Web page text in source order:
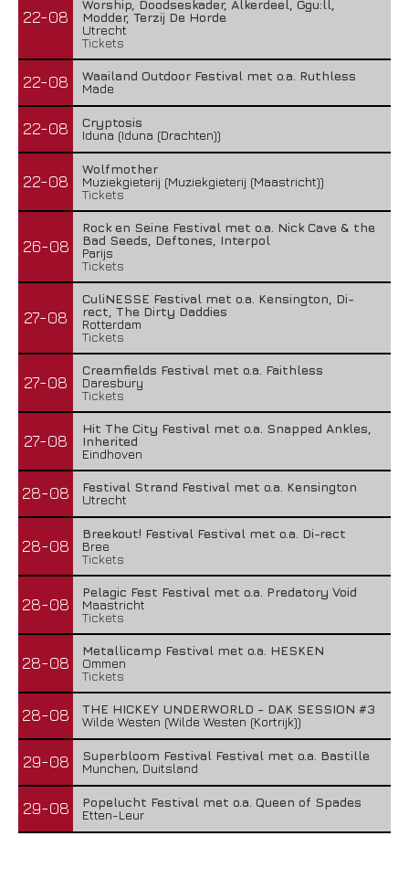
22-08
Worship, Doodseskader, Alkerdeel, Ggu:ll,
Modder, Terzij De Horde
Utrecht
Tickets
22-08
Waailand Outdoor Festival met o.a. Ruthless
Made
22-08
Cryptosis
Iduna (Iduna (Drachten))
22-08
Wolfmother
Muziekgieterij (Muziekgieterij (Maastricht))
Tickets
26-08
Rock en Seine Festival met o.a. Nick Cave & the
Bad Seeds, Deftones, Interpol
Parijs
Tickets
27-08
CuliNESSE Festival met o.a. Kensington, Di-
rect, The Dirty Daddies
Rotterdam
Tickets
27-08
Creamfields Festival met o.a. Faithless
Daresbury
Tickets
27-08
Hit The City Festival met o.a. Snapped Ankles,
Inherited
Eindhoven
28-08
Festival Strand Festival met o.a. Kensington
Utrecht
28-08
Breekout! Festival Festival met o.a. Di-rect
Bree
Tickets
28-08
Pelagic Fest Festival met o.a. Predatory Void
Maastricht
Tickets
28-08
Metallicamp Festival met o.a. HESKEN
Ommen
Tickets
28-08
THE HICKEY UNDERWORLD - DAK SESSION #3
Wilde Westen (Wilde Westen (Kortrijk))
29-08
Superbloom Festival Festival met o.a. Bastille
Munchen, Duitsland
29-08
Popelucht Festival met o.a. Queen of Spades
Etten-Leur